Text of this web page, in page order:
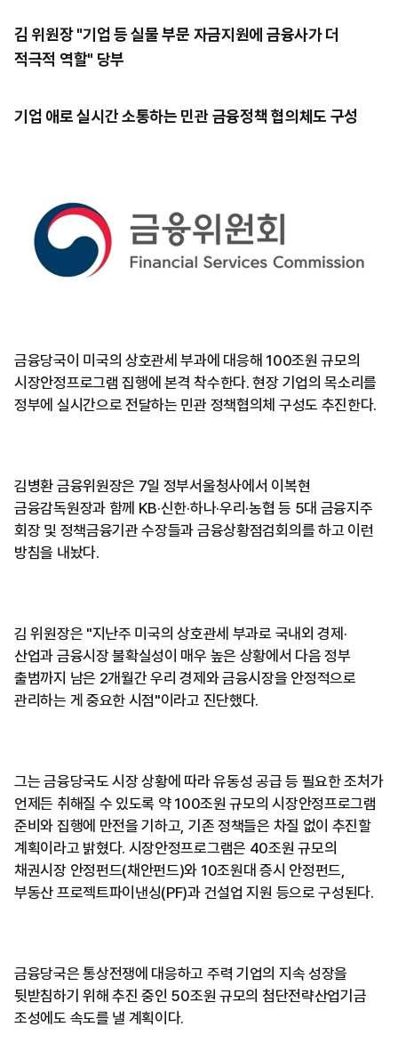
김 위원장 "기업 등 실물 부문 자금지원에 금융사가 더
적극적 역할" 당부
기업 애로 실시간 소통하는 민관 금융정책 협의체도 구성
금융당국이 미국의 상호관세 부과에 대응해 100조원 규모의
시장안정프로그램 집행에 본격 착수한다. 현장 기업의 목소리를
정부에 실시간으로 전달하는 민관 정책협의체 구성도 추진한다.
김병환 금융위원장은 7일 정부서울청사에서 이복현
금융감독원장과 함께 KB·신한·하나·우리·농협 등 5대 금융지주
회장 및 정책금융기관 수장들과 금융상황점검회의를 하고 이런
방침을 내놨다.
김 위원장은 "지난주 미국의 상호관세 부과로 국내외 경제·
산업과 금융시장 불확실성이 매우 높은 상황에서 다음 정부
출범까지 남은 2개월간 우리 경제와 금융시장을 안정적으로
관리하는 게 중요한 시점"이라고 진단했다.
그는 금융당국도 시장 상황에 따라 유동성 공급 등 필요한 조처가
언제든 취해질 수 있도록 약 100조원 규모의 시장안정프로그램
준비와 집행에 만전을 기하고, 기존 정책들은 차질 없이 추진할
계획이라고 밝혔다. 시장안정프로그램은 40조원 규모의
채권시장 안정펀드(채안펀드)와 10조원대 증시 안정펀드,
부동산 프로젝트파이낸싱(PF)과 건설업 지원 등으로 구성된다.
금융당국은 통상전쟁에 대응하고 주력 기업의 지속 성장을
뒷받침하기 위해 추진 중인 50조원 규모의 첨단전략산업기금
조성에도 속도를 낼 계획이다.